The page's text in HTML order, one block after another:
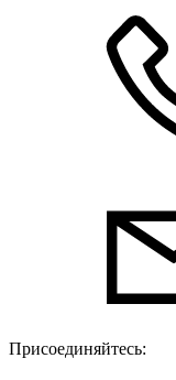
Присоединяйтесь: